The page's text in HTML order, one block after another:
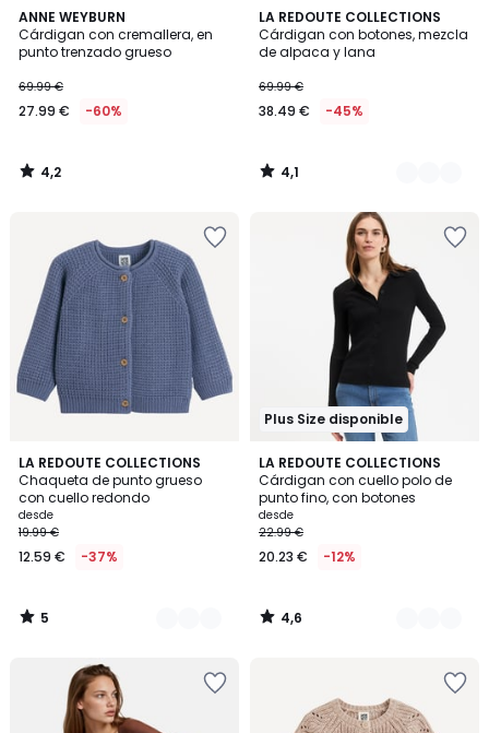
ANNE WEYBURN
Cárdigan con cremallera, en
punto trenzado grueso
69.99 €
27.99 € -60%
4,2
/ 5
4,2
/
LA REDOUTE COLLECTIONS
Cárdigan con botones, mezcla
de alpaca y lana
69.99 €
38.49 € -45%
4,1
/ 5
2
Colores
4,1
/
LA REDOUTE COLLECTIONS
Chaqueta de punto grueso
con cuello redondo
desde
19.99 €
12.59 € -37%
5
/
5
2
Colores
5
/
Plus Size disponible
LA REDOUTE COLLECTIONS
Cárdigan con cuello polo de
punto fino, con botones
desde
22.99 €
20.23 € -12%
4,6
/ 5
2
Colores
4,6
/